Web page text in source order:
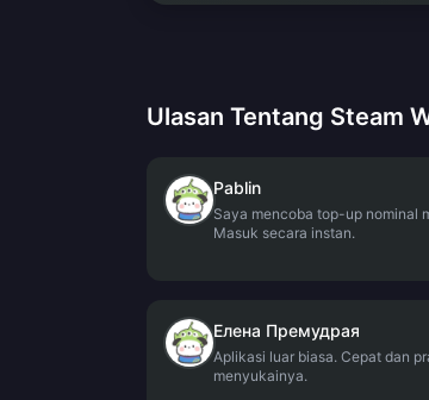
Ulasan Tentang Steam
Pablin
Saya mencoba top-up nominal
Masuk secara instan.
Елена Премудрая
Aplikasi luar biasa. Cepat dan
menyukainya.